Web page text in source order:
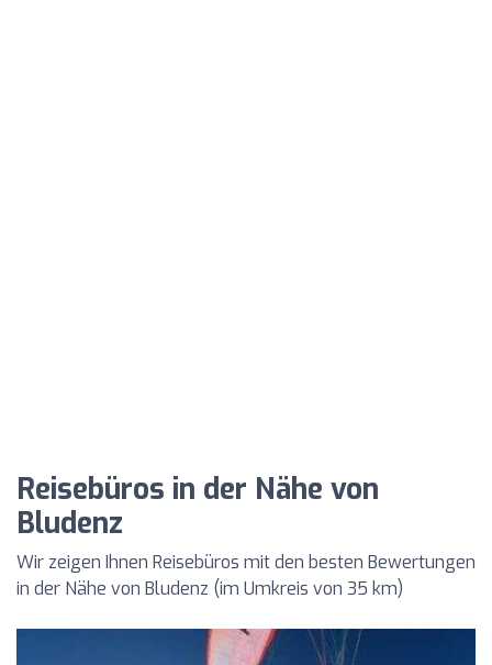
Reisebüros in der Nähe von
Bludenz
Wir zeigen Ihnen Reisebüros mit den besten Bewertungen
in der Nähe von Bludenz (im Umkreis von 35 km)